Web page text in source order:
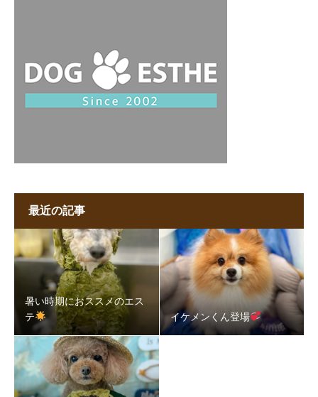
最近の記事
暑い時期におススメのエス
テ
イケメンくん登場